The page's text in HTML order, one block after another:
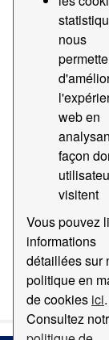
nous
web en
façon
visitent
Vous pouvez
informations
détaillées sur
politique en
de cookies ici.
Consultez
Groups:
Statistiques
Teu
Filter
Données
du port de
Docs).